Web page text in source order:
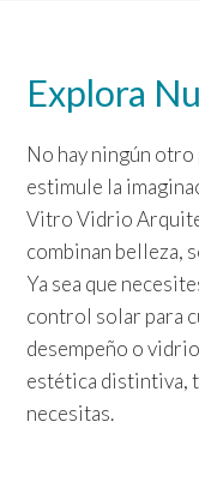
Explora
No hay ningún
estimule la
Vitro Vidrio
combinan belleza,
Ya sea que
control solar para
desempeño o
estética distintiva,
necesitas.